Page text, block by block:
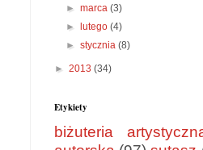
►marca(3)
►lutego(4)
►stycznia(8)
► 2013 (34)
Etykiety
biżuteria